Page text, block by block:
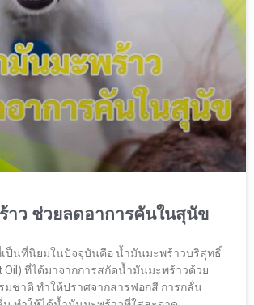
าว ช่วยลดอาการคันในสุนัข
ป็นที่นิยมในปัจจุบันคือ น้ำมันมะพร้าวบริสุทธิ์
Oil) ที่ได้มาจากการสกัดน้ำมันมะพร้าวด้วย
มชาติ ทำให้ปราศจากสารฟอกสี การกลั่น